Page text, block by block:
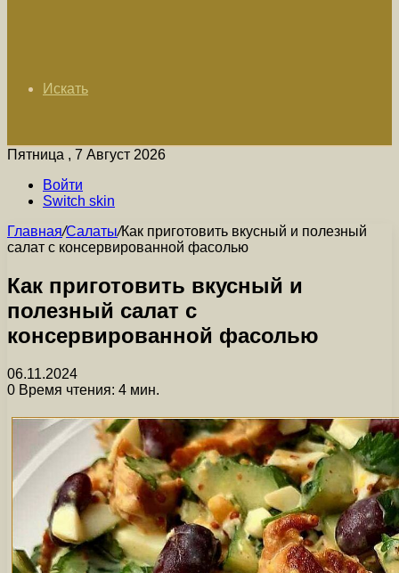
Искать
Пятница , 7 Август 2026
Войти
Switch skin
Главная/Салаты/Как приготовить вкусный и полезный
салат с консервированной фасолью
Как приготовить вкусный и
полезный салат с
консервированной фасолью
06.11.2024
0 Время чтения: 4 мин.